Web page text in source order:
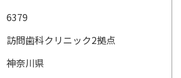
6379
訪問歯科クリニック2拠点
神奈川県